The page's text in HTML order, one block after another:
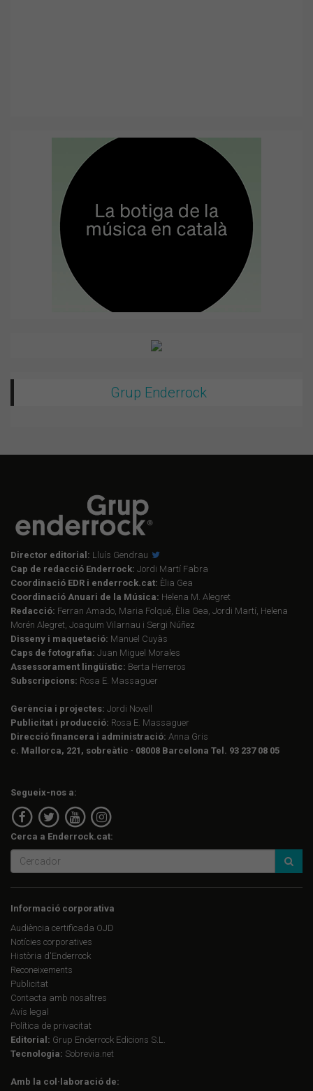
Grup Enderrock
Director editorial: Lluís Gendrau
Cap de redacció Enderrock: Jordi Martí Fabra
Coordinació EDR i enderrock.cat: Èlia Gea
Coordinació Anuari de la Música: Helena M. Alegret
Redacció: Ferran Amado, Maria Folqué, Èlia Gea, Jordi Martí, Helena
Morén Alegret, Joaquim Vilarnau i Sergi Núñez
Disseny i maquetació: Manuel Cuyàs
Caps de fotografia: Juan Miguel Morales
Assessorament lingüístic: Berta Herreros
Subscripcions: Rosa E. Massaguer
Gerència i projectes: Jordi Novell
Publicitat i producció: Rosa E. Massaguer
Direcció financera i administració: Anna Gris
c. Mallorca, 221, sobreàtic · 08008 Barcelona Tel. 93 237 08 05
Segueix-nos a:
Cerca a Enderrock.cat:
Informació corporativa
Audiència certificada OJD
Notícies corporatives
Història d'Enderrock
Reconeixements
Publicitat
Contacta amb nosaltres
Avís legal
Política de privacitat
Editorial: Grup Enderrock Edicions S.L.
Tecnologia: Sobrevia.net
Amb la col·laboració de: